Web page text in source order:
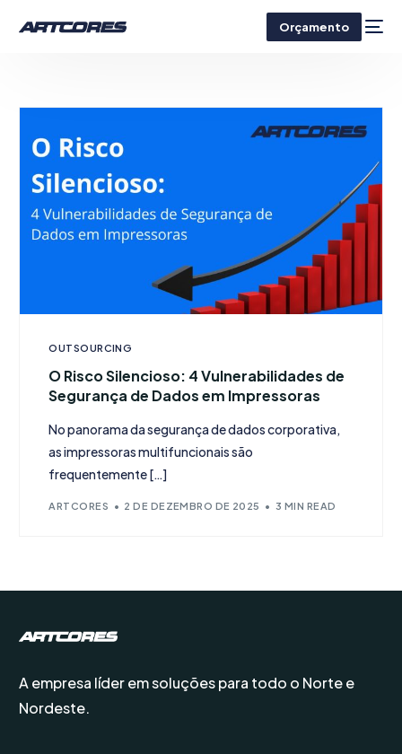
Orçamento
OUTSOURCING
O Risco Silencioso: 4 Vulnerabilidades de
Segurança de Dados em Impressoras
No panorama da segurança de dados corporativa,
as impressoras multifuncionais são
frequentemente […]
ARTCORES 2 DE DEZEMBRO DE 2025 3 MIN READ
A empresa líder em soluções para todo o Norte e
Nordeste.